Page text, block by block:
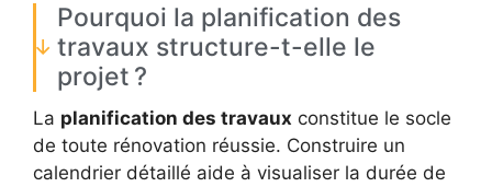
Pourquoi la planification des
travaux structure-t-elle le
projet ?
La planification des travaux constitue le socle
de toute rénovation réussie. Construire un
calendrier détaillé aide à visualiser la durée de